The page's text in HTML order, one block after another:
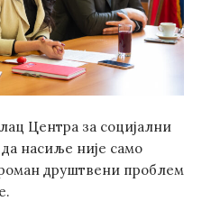
Центра за социјални
насиље није само
друштвени проблем